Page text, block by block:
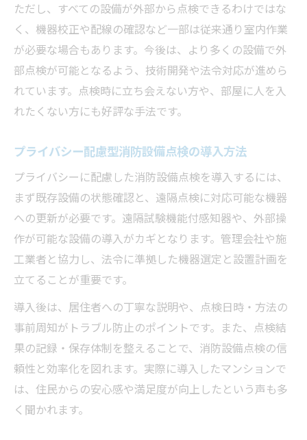
ただし、すべての設備が外部から点検できるわけではな
く、機器校正や配線の確認など一部は従来通り室内作業
が必要な場合もあります。今後は、より多くの設備で外
部点検が可能となるよう、技術開発や法令対応が進めら
れています。点検時に立ち会えない方や、部屋に人を入
れたくない方にも好評な手法です。
プライバシー配慮型消防設備点検の導入方法
プライバシーに配慮した消防設備点検を導入するには、
まず既存設備の状態確認と、遠隔点検に対応可能な機器
への更新が必要です。遠隔試験機能付感知器や、外部操
作が可能な設備の導入がカギとなります。管理会社や施
工業者と協力し、法令に準拠した機器選定と設置計画を
立てることが重要です。
導入後は、居住者への丁寧な説明や、点検日時・方法の
事前周知がトラブル防止のポイントです。また、点検結
果の記録・保存体制を整えることで、消防設備点検の信
頼性と効率化を図れます。実際に導入したマンションで
は、住民からの安心感や満足度が向上したという声も多
く聞かれます。